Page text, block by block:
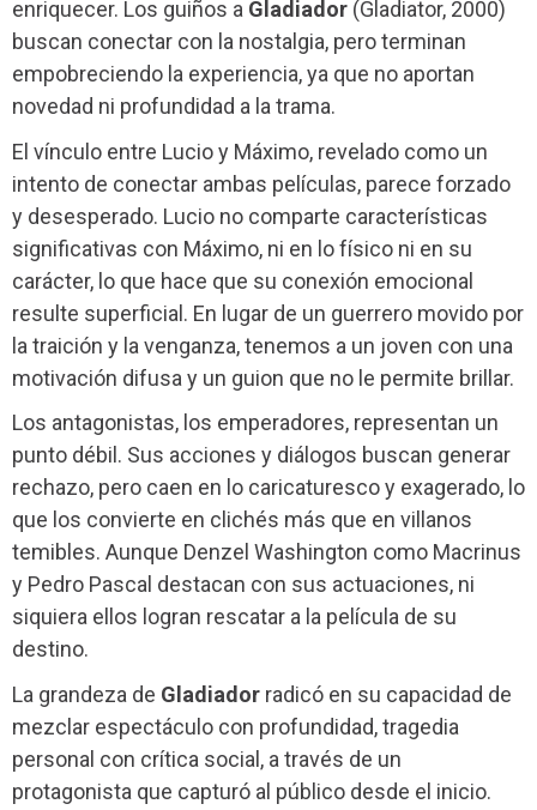
enriquecer. Los guiños a Gladiador (Gladiator, 2000)
buscan conectar con la nostalgia, pero terminan
empobreciendo la experiencia, ya que no aportan
novedad ni profundidad a la trama.
El vínculo entre Lucio y Máximo, revelado como un
intento de conectar ambas películas, parece forzado
y desesperado. Lucio no comparte características
significativas con Máximo, ni en lo físico ni en su
carácter, lo que hace que su conexión emocional
resulte superficial. En lugar de un guerrero movido por
la traición y la venganza, tenemos a un joven con una
motivación difusa y un guion que no le permite brillar.
Los antagonistas, los emperadores, representan un
punto débil. Sus acciones y diálogos buscan generar
rechazo, pero caen en lo caricaturesco y exagerado, lo
que los convierte en clichés más que en villanos
temibles. Aunque Denzel Washington como Macrinus
y Pedro Pascal destacan con sus actuaciones, ni
siquiera ellos logran rescatar a la película de su
destino.
La grandeza de Gladiador radicó en su capacidad de
mezclar espectáculo con profundidad, tragedia
personal con crítica social, a través de un
protagonista que capturó al público desde el inicio.